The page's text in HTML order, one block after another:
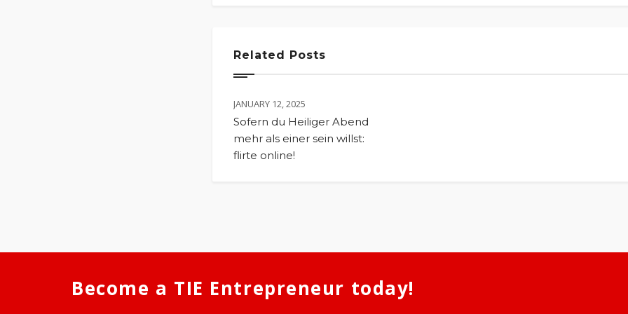
Related Posts
JANUARY 12, 2025
Sofern du Heiliger Abend
mehr als einer sein willst:
flirte online!
Become a TIE Entrepreneur today!